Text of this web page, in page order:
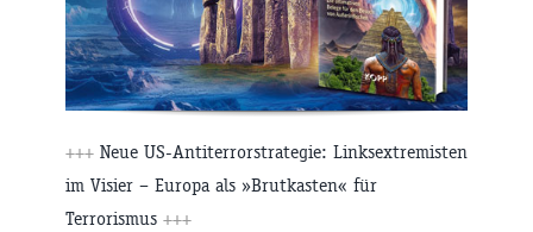
+++ Neue US-Antiterrorstrategie: Linksextremisten
im Visier – Europa als »Brutkasten« für
Terrorismus +++